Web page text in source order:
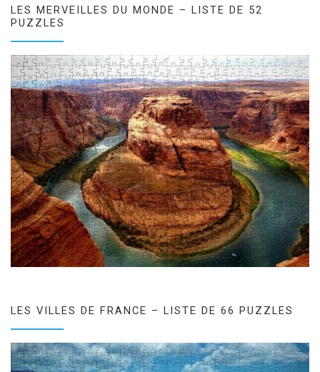
LES MERVEILLES DU MONDE – LISTE DE 52
PUZZLES
LES VILLES DE FRANCE – LISTE DE 66 PUZZLES